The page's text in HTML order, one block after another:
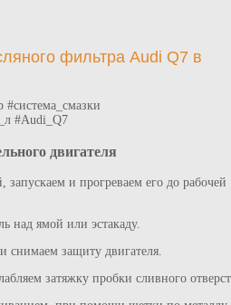
фильтра Audi Q7 в
#Audi_Q7
двигателя
запускаем и прогреваем его до рабочей
над ямой или эстакаду.
снимаем защиту двигателя.
затяжку пробки сливного